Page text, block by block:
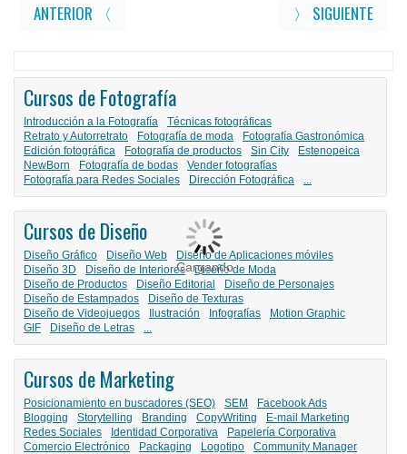
Cargando
ANTERIOR 〈 〉 SIGUIENTE
Cursos de Fotografía
Introducción a la Fotografía
Técnicas fotográficas
Retrato y Autorretrato
Fotografía de moda
Fotografía Gastronómica
Edición fotográfica
Fotografía de productos Sin City
Estenopeica
NewBorn
Fotografía de bodas
Vender fotografías
Fotografía para Redes Sociales
Dirección Fotográfica
Cursos de Diseño
Diseño Gráfico Diseño Web
Diseño de Aplicaciones móviles
Diseño 3D
Diseño de Interiores
Diseño de Moda
Diseño de Productos
Diseño Editorial
Diseño de Personajes
Diseño de Estampados
Diseño de Texturas
Diseño de Videojuegos
Ilustración Infografías
Motion Graphic
GIF
Diseño de Letras
Cursos de Marketing
Posicionamiento en buscadores (SEO) SEM
Facebook Ads
Blogging
Storytelling Branding CopyWriting
E-mail Marketing
Redes Sociales
Identidad Corporativa
Papelería Corporativa
Comercio Electrónico
Packaging Logotipo
Community Manager